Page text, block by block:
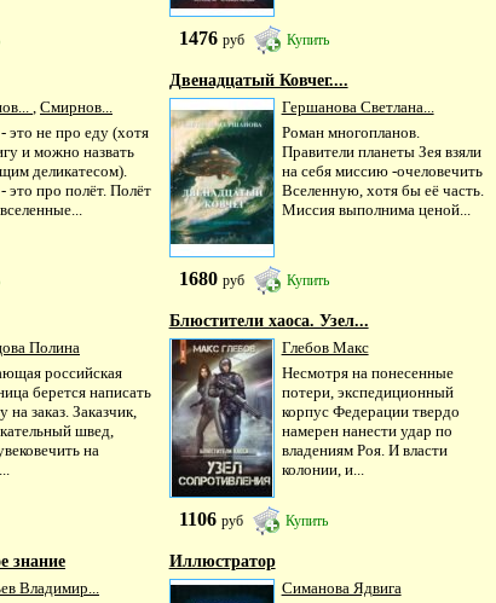
1476 руб Купить
, Смирнов...
это не про еду (хотя
и можно назвать
деликатесом).
это про полёт. Полёт
Двенадцатый Ковчег....
Гершанова Светлана...
Роман многопланов.
Правители планеты Зея взяли
на себя миссию -очеловечить
Вселенную, хотя бы её часть.
Миссия выполнима ценой...
1680 руб Купить
Полина
российская
берется написать
на заказ. Заказчик,
швед,
на
Блюстители хаоса. Узел...
Глебов Макс
Несмотря на понесенные
потери, экспедиционный
корпус Федерации твердо
намерен нанести удар по
владениям Роя. И власти
колонии, и...
1106 руб Купить
знание
Владимир...
Иллюстратор
Симанова Ядвига